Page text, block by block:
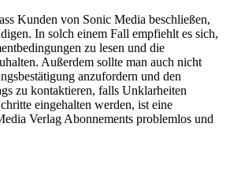
Kunden von Sonic Media beschließen,
In solch einem Fall empfiehlt es sich,
zu lesen und die
Außerdem sollte man auch nicht
anzufordern und den
zu kontaktieren, falls Unklarheiten
eingehalten werden, ist eine
Verlag Abonnements problemlos und